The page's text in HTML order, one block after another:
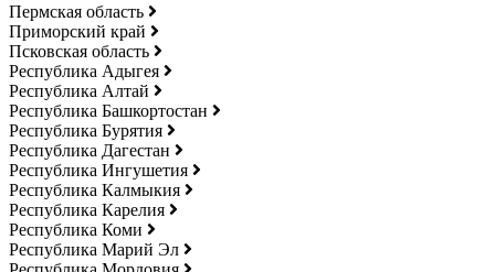
Пермская область
Приморский край
Псковская область
Республика Адыгея
Республика Алтай
Республика Башкортостан
Республика Бурятия
Республика Дагестан
Республика Ингушетия
Республика Калмыкия
Республика Карелия
Республика Коми
Республика Марий Эл